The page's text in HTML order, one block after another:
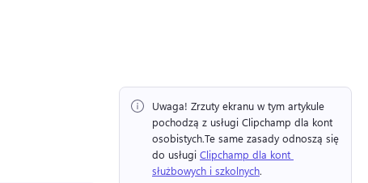
Uwaga! Zrzuty ekranu w tym artykule
pochodzą z usługi Clipchamp dla kont
osobistych.Te same zasady odnoszą się
do usługi Clipchamp dla kont
służbowych i szkolnych.